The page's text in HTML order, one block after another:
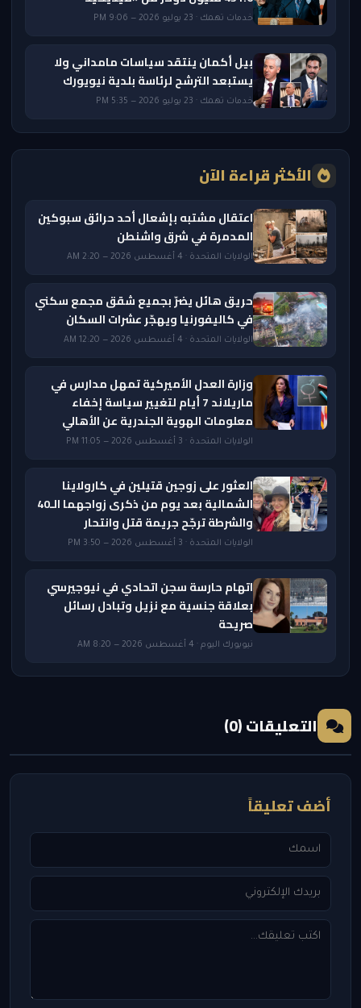
خدمات تهمك · 23 يوليو 2026 — 9:06 PM
بيل أكمان ينتقد سياسات مامداني ولا
يستبعد الترشح لرئاسة بلدية نيويورك
خدمات تهمك · 23 يوليو 2026 — 5:35 PM
الأكثر قراءة الآن
اعتقال مشتبه بإشعال أحد حرائق سبوكين
المدمرة في شرق واشنطن
الولايات المتحدة · 4 أغسطس 2026 — 2:20 AM
حريق هائل يضرّ بجميع شقق مجمع سكني
في كاليفورنيا ويهجّر عشرات السكان
الولايات المتحدة · 4 أغسطس 2026 — 12:20 AM
وزارة العدل الأميركية تمهل مدارس في
ماريلاند 7 أيام لتغيير سياسة إخفاء
معلومات الهوية الجندرية عن الأهالي
الولايات المتحدة · 3 أغسطس 2026 — 11:05 PM
العثور على زوجين قتيلين في كارولاينا
الشمالية بعد يوم من ذكرى زواجهما الـ40
والشرطة ترجّح جريمة قتل وانتحار
الولايات المتحدة · 3 أغسطس 2026 — 3:50 PM
اتهام حارسة سجن اتحادي في نيوجيرسي
بعلاقة جنسية مع نزيل وتبادل رسائل
صريحة
نيويورك اليوم · 4 أغسطس 2026 — 8:20 AM
التعليقات (0)
أضف تعليقاً